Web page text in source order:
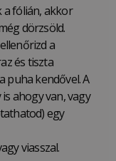
a fólián, akkor
dörzsöld.
a
és tiszta
puha kendővel. A
ahogy van, vagy
egy
viasszal.